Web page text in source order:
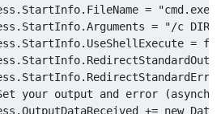
. StartInfo. FileName = "cmd.exe"
. StartInfo.Arguments = "/c DIR"
. StartInfo. UseShellExecute =
. StartInfo.
. StartInfo.
your output and error
.OutputDataReceived += new